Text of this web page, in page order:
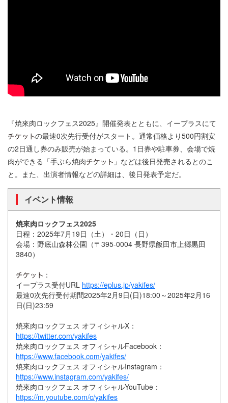
『焼來肉ロックフェス2025』開催発表とともに、イープラスにて
の最速0次先行受付がスタート。通常価格より500円割安
の2日通し券のみ販売が始まっている。1日券や駐車券、会場で焼
肉ができる「手ぶら焼肉
」などは後日発売されるとのこ
と。また、出演者情報などの詳細は、後日発表予定だ。
イベント情報
焼來肉ロックフェス2025
日程：2025年7月19日（土）・20日（日）
会場：野底山森林公園（〒395-0004 長野県飯田市上郷黒田
3840）
：
イープラス受付URL https://eplus.jp/yakifes/
最速0次先行受付期間2025年2月9日(日)18:00～2025年2月16
日(日)23:59
焼來肉ロックフェス オフィシャルX：
https://twitter.com/yakifes
焼來肉ロックフェス オフィシャルFacebook：
https://www.facebook.com/yakifes/
焼來肉ロックフェス オフィシャルInstagram：
https://www.instagram.com/yakifes/
焼來肉ロックフェス オフィシャルYouTube：
https://m.youtube.com/c/yakifes